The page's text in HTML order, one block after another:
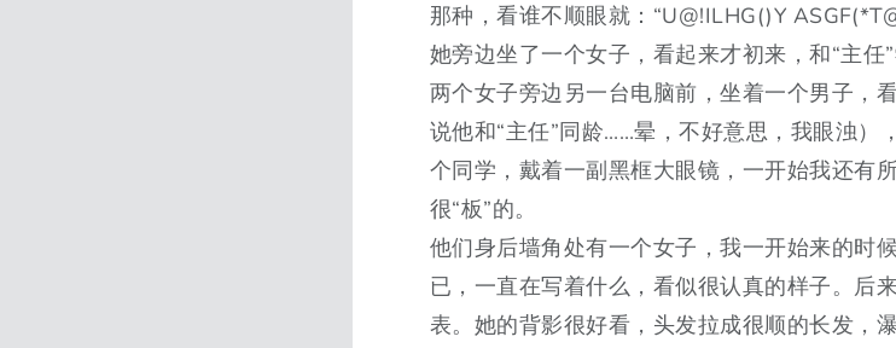
那种，看谁不顺眼就：“U@!ILHG()Y
她旁边坐了一个女子，看起来才初来，和“主任
两个女子旁边另一台电脑前，坐着一个男子，
说他和“主任”同龄……晕，不好意思，我眼浊）
个同学，戴着一副黑框大眼镜，一开始我还有
很“板”的。
他们身后墙角处有一个女子，我一开始来的时
已，一直在写着什么，看似很认真的样子。后
表。她的背影很好看，头发拉成很顺的长发，